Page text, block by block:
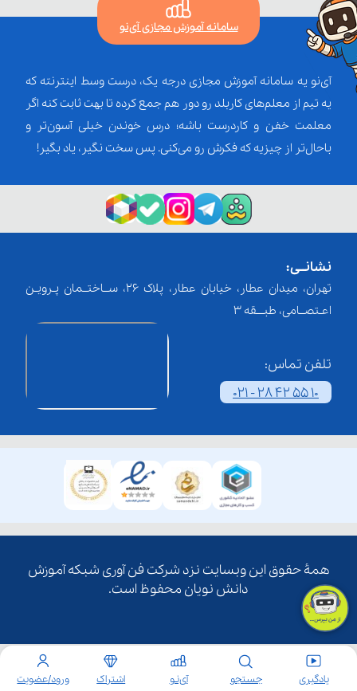
یادگیری جستجو آی‌نـو اشتراک ورود/عضویت
سامانه آموزش مجازی آی‌نو
آی‌نو یه سامانه آموزش مجازی درجه یک، درست وسط اینترنته که
یه تیم از معلم‌‌های کاربلد رو دور هم جمع کرده تا بهت ثابت کنه اگر
معلمت خفن و کاردرست باشه؛ درس خوندن خیلی آسون‌تر و
باحال‌تر از چیزیه که فکرش رو می‌کنی. پس سخت نگیر، یاد بگیر!
نشانــی:
تهران، میدان عطار، خیابان عطار، پلاک 26، ســاختــمان پـرویـن
اعـتصــامی، طبـــقه 3
تلفن تماس:
021 - 28 42 55 10
همۀ حقوق این وبسایت نزد شرکت فن آوری شبکه آموزش
دانش نویان محفوظ است.